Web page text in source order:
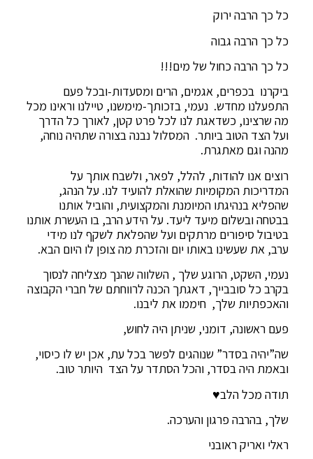
כל כך הרבה ירוק
כל כך הרבה גבוה
כל כך הרבה כחול של מים!!!
ביקרנו בכפרים, אגמים, הרים ומסעדות-ובכל פעם
התפעלנו מחדש. נעמי, בזכותך-מימשנו, טיילנו וראינו מכל
מה שרצינו, כשדאגת לנו לכל פרט קטן, לאורך כל הדרך
ועל הצד הטוב ביותר. המסלול נבנה בצורה שתהיה נוחה,
מהנה וגם מאתגרת.
‏רוצים אנו להודות, להלל, לפאר, ולשבח אותך על
המדריכות המקומיות שהואלת להועיד לנו. על הנהג,
שהפליא בנהיגתו המיומנת והמקצועית, והוביל אותנו
בבטחה ובשלום מיעד ליעד. על הידע הרב, בו העשרת אותנו
בטיבול סיפורים מרתקים ועל שהפלאת לשקף לנו מידי
ערב, את שעשינו באותו יום והזכרת מה צופן לו היום הבא.
נעמי, השקט, הרוגע שלך , השלווה שהנך מצליחה לנסוך
בקרב כל סובבייך, דאגתך הכנה לרווחתם של חברי הקבוצה
והאכפתיות שלך, חיממו את ליבנו.
פעם ראשונה, דומני, שניתן היה לחוש,
שה”יהיה בסדר” שנוהגים לפשר בכל עת, אכן יש לו כיסוי,
ובאמת היה בסדר, והכל הסתדר על הצד היותר טוב.
‏תודה מכל הלב♥️
‏שלך, בהרבה פרגון והערכה.
ראלי ואריק ראובני